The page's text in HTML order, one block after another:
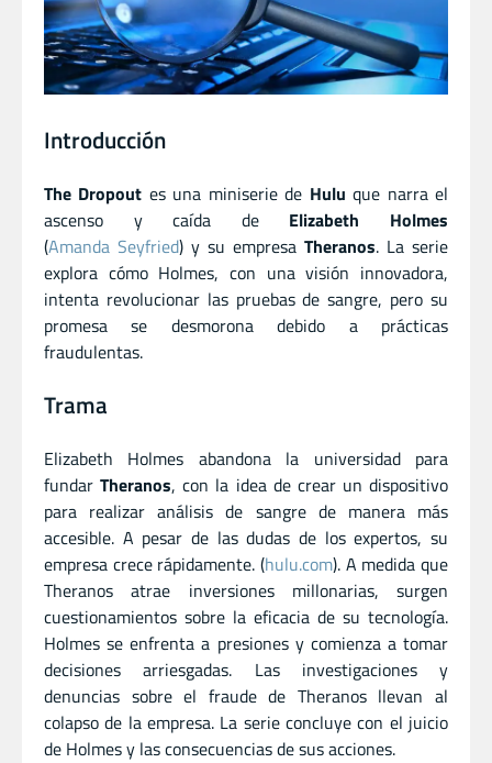
Introducción
The Dropout es una miniserie de Hulu que narra el
ascenso y caída de Elizabeth Holmes
(Amanda Seyfried) y su empresa Theranos. La serie
explora cómo Holmes, con una visión innovadora,
intenta revolucionar las pruebas de sangre, pero su
promesa se desmorona debido a prácticas
fraudulentas.
Trama
Elizabeth Holmes abandona la universidad para
fundarTheranos, con la idea de crear un dispositivo
para realizar análisis de sangre de manera más
accesible. A pesar de las dudas de los expertos, su
empresa crece rápidamente. (hulu.com). A medida que
Theranos atrae inversiones millonarias, surgen
cuestionamientos sobre la eficacia de su tecnología.
Holmes se enfrenta a presiones y comienza a tomar
decisiones arriesgadas. Las investigaciones y
denuncias sobre el fraude de Theranos llevan al
colapso de la empresa. La serie concluye con el juicio
de Holmes y las consecuencias de sus acciones.